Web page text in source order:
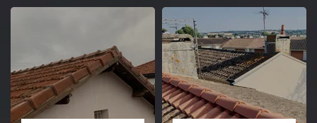
Peinture sur tuile
et toiture 51
Marne
Changement de
toiture 51